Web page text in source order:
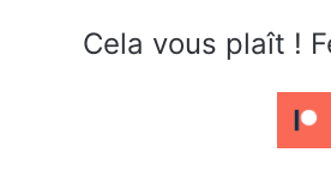
Cela vous plaît !